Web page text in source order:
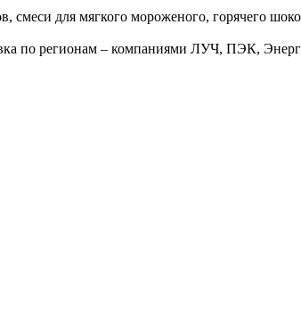
смеси для мягкого мороженого, горячего
по регионам – компаниями ЛУЧ, ПЭК,